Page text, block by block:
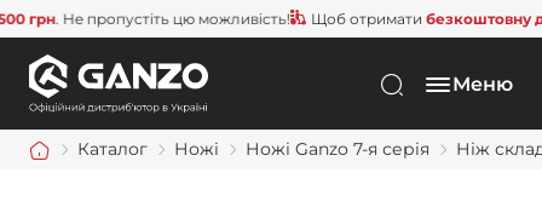
. Не пропустіть цю можливість! Щоб отриматибезкоштовну
Меню
Каталог Ножі Ножі Ganzo 7-я серія Ніж